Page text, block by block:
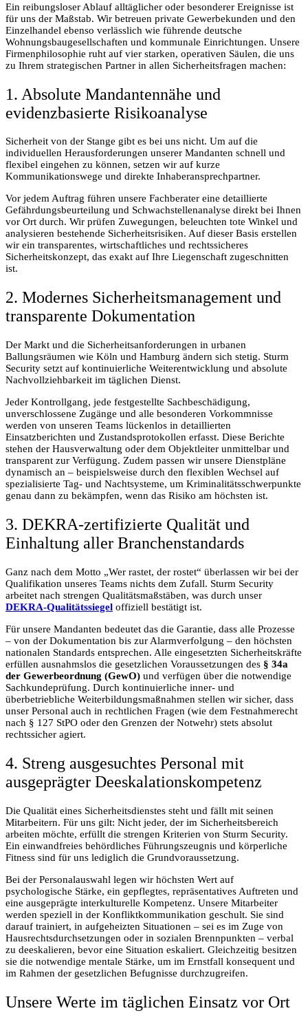
Ein reibungsloser Ablauf alltäglicher oder besonderer Ereignisse ist
für uns der Maßstab. Wir betreuen private Gewerbekunden und den
Einzelhandel ebenso verlässlich wie führende deutsche
Wohnungsbaugesellschaften und kommunale Einrichtungen. Unsere
Firmenphilosophie ruht auf vier starken, operativen Säulen, die uns
zu Ihrem strategischen Partner in allen Sicherheitsfragen machen:
1. Absolute Mandantennähe und
evidenzbasierte Risikoanalyse
Sicherheit von der Stange gibt es bei uns nicht. Um auf die
individuellen Herausforderungen unserer Mandanten schnell und
flexibel eingehen zu können, setzen wir auf kurze
Kommunikationswege und direkte Inhaberansprechpartner.
Vor jedem Auftrag führen unsere Fachberater eine detaillierte
Gefährdungsbeurteilung und Schwachstellenanalyse direkt bei Ihnen
vor Ort durch. Wir prüfen Zuwegungen, beleuchten tote Winkel und
analysieren bestehende Sicherheitsrisiken. Auf dieser Basis erstellen
wir ein transparentes, wirtschaftliches und rechtssicheres
Sicherheitskonzept, das exakt auf Ihre Liegenschaft zugeschnitten
ist.
2. Modernes Sicherheitsmanagement und
transparente Dokumentation
Der Markt und die Sicherheitsanforderungen in urbanen
Ballungsräumen wie Köln und Hamburg ändern sich stetig. Sturm
Security setzt auf kontinuierliche Weiterentwicklung und absolute
Nachvollziehbarkeit im täglichen Dienst.
Jeder Kontrollgang, jede festgestellte Sachbeschädigung,
unverschlossene Zugänge und alle besonderen Vorkommnisse
werden von unseren Teams lückenlos in detaillierten
Einsatzberichten und Zustandsprotokollen erfasst. Diese Berichte
stehen der Hausverwaltung oder dem Objektleiter unmittelbar und
transparent zur Verfügung. Zudem passen wir unsere Dienstpläne
dynamisch an – beispielsweise durch den flexiblen Wechsel auf
spezialisierte Tag- und Nachtsysteme, um Kriminalitätsschwerpunkte
genau dann zu bekämpfen, wenn das Risiko am höchsten ist.
3. DEKRA-zertifizierte Qualität und
Einhaltung aller Branchenstandards
Ganz nach dem Motto „Wer rastet, der rostet“ überlassen wir bei der
Qualifikation unseres Teams nichts dem Zufall. Sturm Security
arbeitet nach strengen Qualitätsmaßstäben, was durch unser
DEKRA-Qualitätssiegel offiziell bestätigt ist.
Für unsere Mandanten bedeutet das die Garantie, dass alle Prozesse
– von der Dokumentation bis zur Alarmverfolgung – den höchsten
nationalen Standards entsprechen. Alle eingesetzten Sicherheitskräfte
erfüllen ausnahmslos die gesetzlichen Voraussetzungen des § 34a
der Gewerbeordnung (GewO) und verfügen über die notwendige
Sachkundeprüfung. Durch kontinuierliche inner- und
überbetriebliche Weiterbildungsmaßnahmen stellen wir sicher, dass
unser Personal auch in rechtlichen Fragen (wie dem Festnahmerecht
nach § 127 StPO oder den Grenzen der Notwehr) stets absolut
rechtssicher agiert.
4. Streng ausgesuchtes Personal mit
ausgeprägter Deeskalationskompetenz
Die Qualität eines Sicherheitsdienstes steht und fällt mit seinen
Mitarbeitern. Für uns gilt: Nicht jeder, der im Sicherheitsbereich
arbeiten möchte, erfüllt die strengen Kriterien von Sturm Security.
Ein einwandfreies behördliches Führungszeugnis und körperliche
Fitness sind für uns lediglich die Grundvoraussetzung.
Bei der Personalauswahl legen wir höchsten Wert auf
psychologische Stärke, ein gepflegtes, repräsentatives Auftreten und
eine ausgeprägte interkulturelle Kompetenz. Unsere Mitarbeiter
werden speziell in der Konfliktkommunikation geschult. Sie sind
darauf trainiert, in aufgeheizten Situationen – sei es im Zuge von
Hausrechtsdurchsetzungen oder in sozialen Brennpunkten – verbal
zu deeskalieren, bevor eine Situation eskaliert. Gleichzeitig besitzen
sie die notwendige mentale Stärke, um im Ernstfall konsequent und
im Rahmen der gesetzlichen Befugnisse durchzugreifen.
Unsere Werte im täglichen Einsatz vor Ort